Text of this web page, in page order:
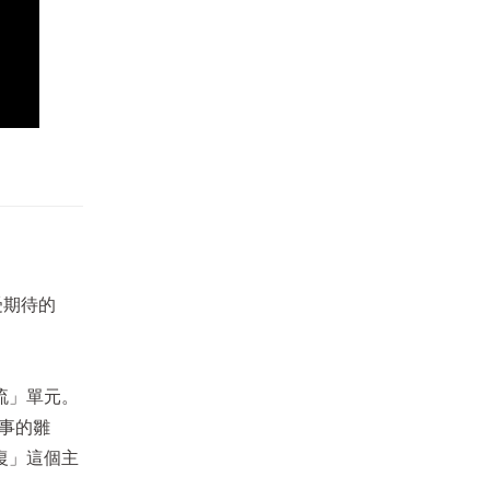
待的
單元。
的雛
」這個主